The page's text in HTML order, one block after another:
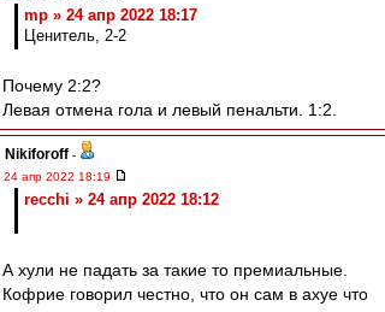
mp » 24 апр 2022 18:17
Ценитель, 2-2
Почему 2:2?
Левая отмена гола и левый пенальти. 1:2.
Nikiforoff -
24 апр 2022 18:19
recchi » 24 апр 2022 18:12
А хули не падать за такие то премиальные.
Кофрие говорил честно, что он сам в ахуе что